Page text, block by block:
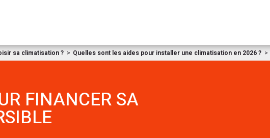
sa climatisation ? Quelles sont les aides pour installer une climatisation en 2026 ?
FINANCER SA